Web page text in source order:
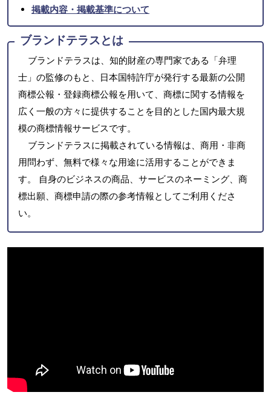
掲載内容・掲載基準について
ブランドテラスとは
ブランドテラスは、知的財産の専門家である「弁理
士」の監修のもと、日本国特許庁が発行する最新の公開
商標公報・登録商標公報を用いて、商標に関する情報を
広く一般の方々に提供することを目的とした国内最大規
模の商標情報サービスです。
ブランドテラスに掲載されている情報は、商用・非商
用問わず、無料で様々な用途に活用することができま
す。 自身のビジネスの商品、サービスのネーミング、商
標出願、商標申請の際の参考情報としてご利用くださ
い。